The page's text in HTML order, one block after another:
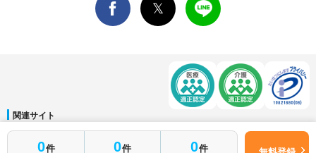
0件 0件 0件
関連サイト
マイナビDOCTOR│マイナビ看護師│マイナビ薬剤師│マイナビ保育士
運営会社